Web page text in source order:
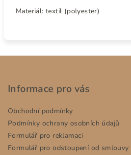
Materiál: textil (polyester)
Informace pro vás
Obchodní podmínky
Podmínky ochrany osobních údajů
Formulář pro reklamaci
Formulář pro odstoupení od smlouvy